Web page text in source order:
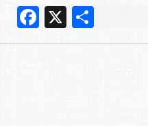
F
a
X
有